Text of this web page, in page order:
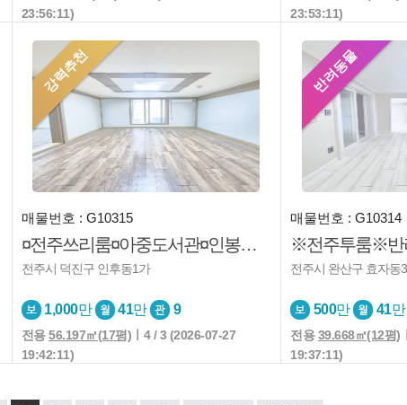
23:56:11)
23:53:11)
강력추천
매물번호 : G10315
¤전주쓰리룸¤아중도서관¤인봉초¤온고을중
전주시 덕진구 인후동1가
1,000만 41만 9
전용56.197㎡(17평) ㅣ4 / 3 (2026-07-27
19:42:11)
반려동물
매물번호 : G10314
전주시 완산구 효자동
500만 41만
전용39.668㎡(12평)
19:37:11)